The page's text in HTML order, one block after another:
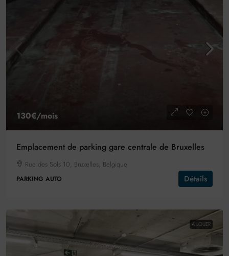
130€/mois
Emplacement de parking gare centrale de Bruxelles
Rue des Sols 10, Bruxelles, Belgique
PARKING AUTO Détails
A LOUER